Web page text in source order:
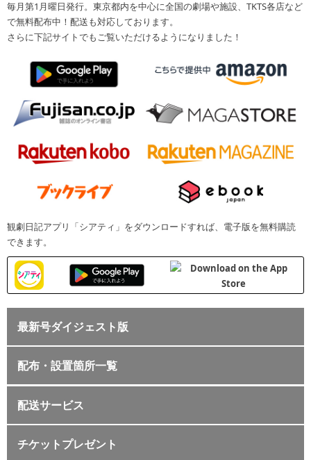
毎月第1月曜日発行。東京都内を中心に全国の劇場や施設、TKTS各店など
で無料配布中！配送も対応しております。
さらに下記サイトでもご覧いただけるようになりました！
観劇日記アプリ「シアティ」をダウンロードすれば、電子版を無料購読
できます。
最新号ダイジェスト版
配布・設置箇所一覧
配送サービス
チケットプレゼント